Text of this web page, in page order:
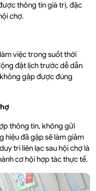
thông tin giá trị, đặc
chợ.
việc trong suốt thời
đặt lịch trước dễ dẫn
gặp được đúng
thông tin, không gửi
hiệu đã gặp sẽ làm giảm
trì liên lạc sau hội chợ là
cơ hội hợp tác thực tế.